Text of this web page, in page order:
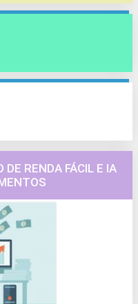
RENDA FÁCIL E IA